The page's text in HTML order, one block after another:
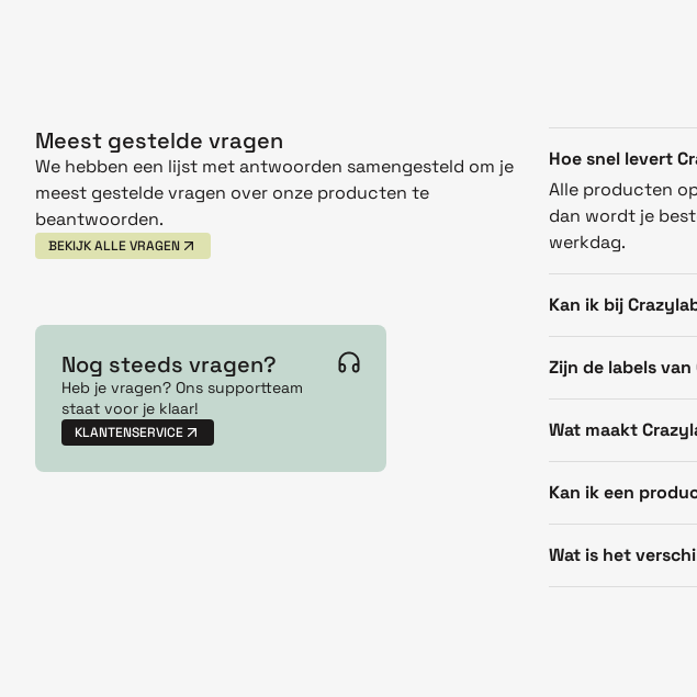
Meest gestelde vragen
We hebben een lijst met antwoorden samengesteld om je
meest gestelde vragen over onze producten te
beantwoorden.
BEKIJK ALLE VRAGEN
Hoe snel levert
Alle producten
dan wordt je
werkdag.
Kan ik bij
Zijn de labels
Wat maakt
Kan ik een
Wat is het
Nog steeds vragen?
Heb je vragen? Ons supportteam
staat voor je klaar!
KLANTENSERVICE